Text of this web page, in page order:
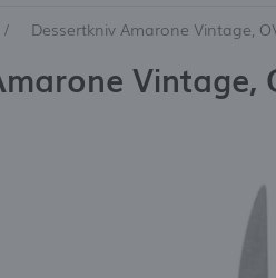
Dessertkniv Amarone Vintage,
Vintage,